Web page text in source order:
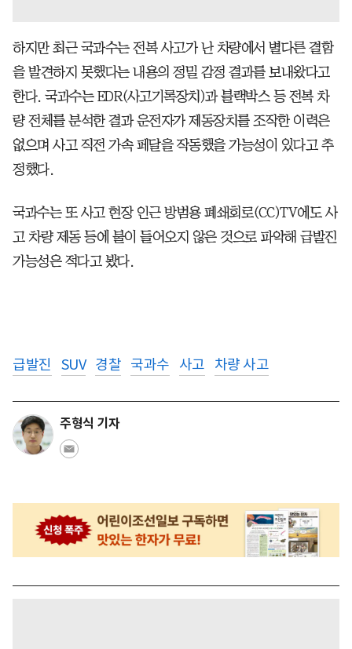
하지만 최근 국과수는 전복 사고가 난 차량에서 별다른 결함
을 발견하지 못했다는 내용의 정밀 감정 결과를 보내왔다고
한다. 국과수는 EDR(사고기록장치)과 블랙박스 등 전복 차
량 전체를 분석한 결과 운전자가 제동장치를 조작한 이력은
없으며 사고 직전 가속 페달을 작동했을 가능성이 있다고 추
정했다.
국과수는 또 사고 현장 인근 방범용 폐쇄회로(CC)TV에도 사
고 차량 제동 등에 불이 들어오지 않은 것으로 파악해 급발진
가능성은 적다고 봤다.
급발진 SUV 경찰 국과수 사고 차량 사고
주형식 기자